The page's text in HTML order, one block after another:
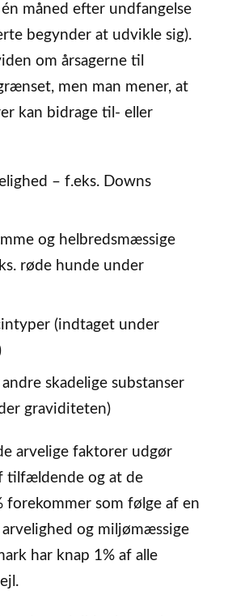
måned efter undfangelse
begynder at udvikle sig).
om årsagerne til
men man mener, at
kan bidrage til- eller
– f.eks. Downs
og helbredsmæssige
røde hunde under
(indtaget under
skadelige substanser
graviditeten)
arvelige faktorer udgør
tilfældende og at de
forekommer som følge af en
og miljømæssige
har knap 1% af alle